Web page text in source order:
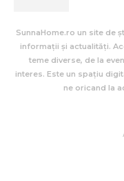
SunnaHome.ro un site de
informații și actualități.
teme diverse, de la
interes. Este un spațiu
ne oricand la